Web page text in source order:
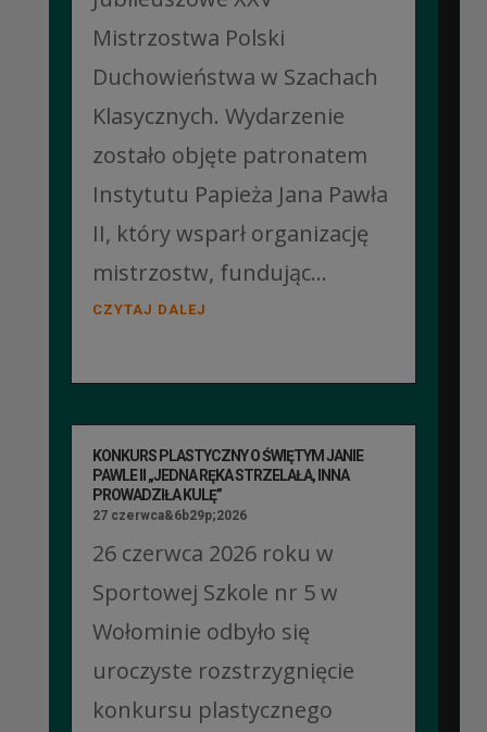
Mistrzostwa Polski
Duchowieństwa w Szachach
Klasycznych. Wydarzenie
zostało objęte patronatem
Instytutu Papieża Jana Pawła
II, który wsparł organizację
mistrzostw, fundując...
CZYTAJ DALEJ
KONKURS PLASTYCZNY O ŚWIĘTYM JANIE
PAWLE II „JEDNA RĘKA STRZELAŁA, INNA
PROWADZIŁA KULĘ”
27 czerwca&6b29p;2026
26 czerwca 2026 roku w
Sportowej Szkole nr 5 w
Wołominie odbyło się
uroczyste rozstrzygnięcie
konkursu plastycznego